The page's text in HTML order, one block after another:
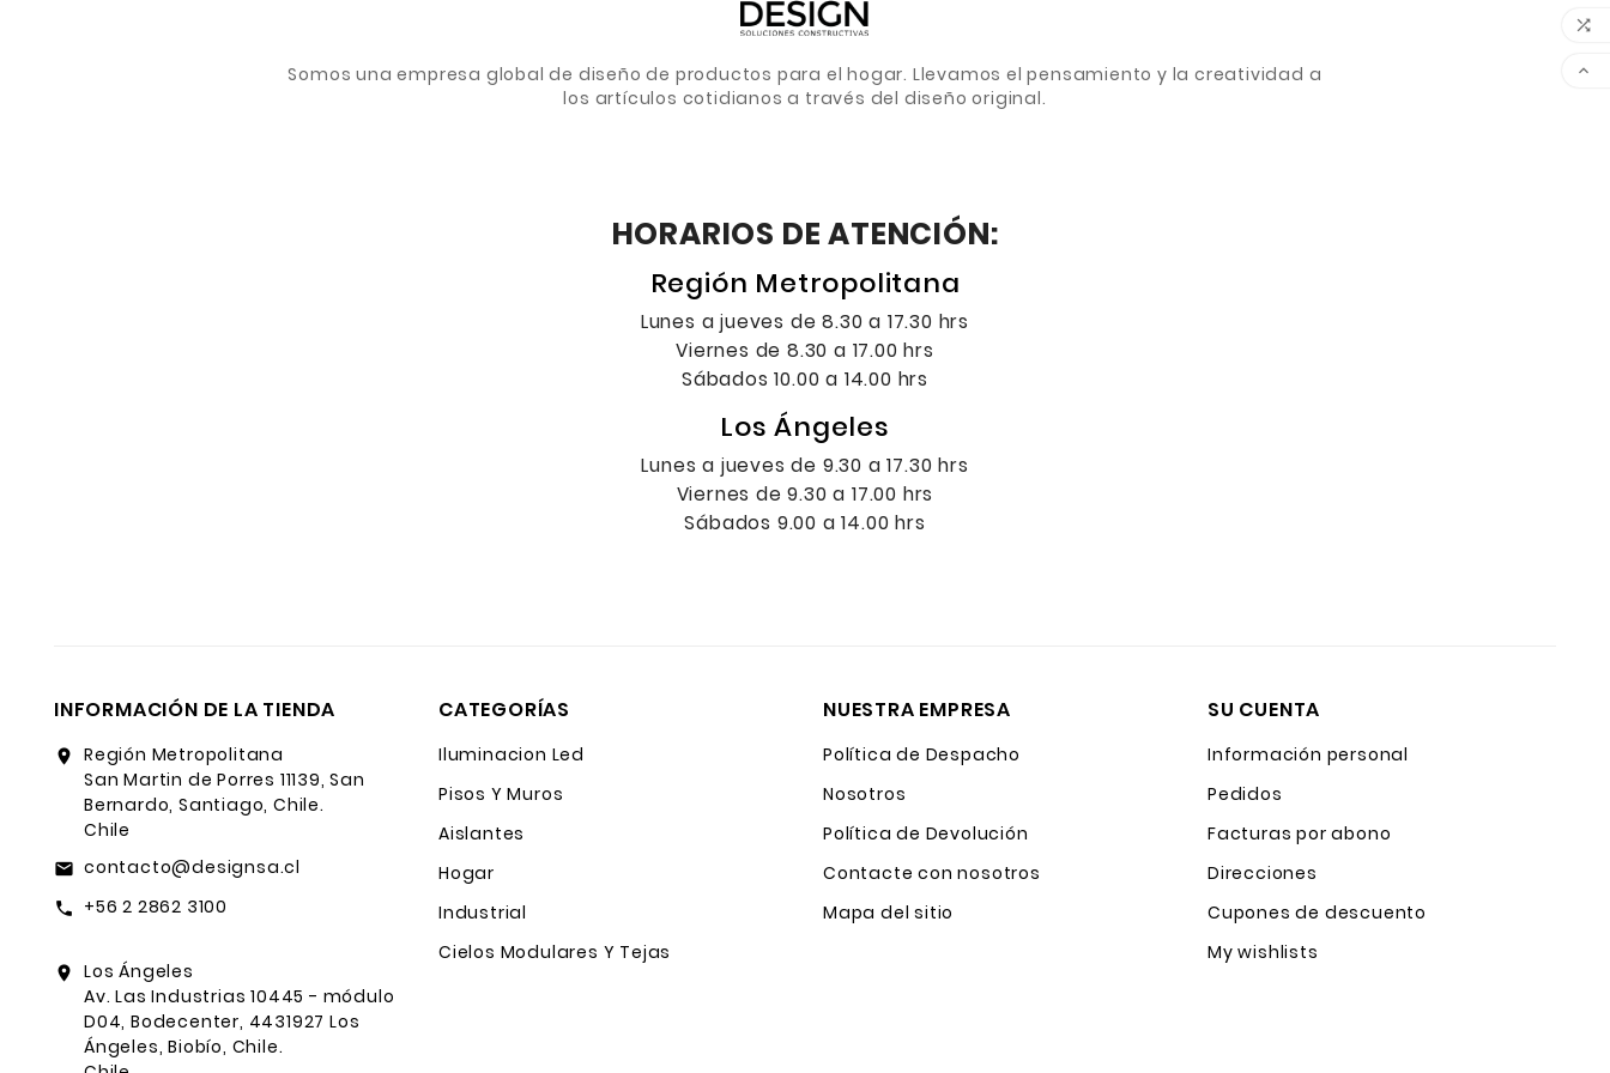
Somos una empresa global de diseño de productos para el hogar. Llevamos el pensamiento y la creatividad a
los artículos cotidianos a través del diseño original.
HORARIOS DE ATENCIÓN:
Región Metropolitana
Lunes a jueves de 8.30 a 17.30 hrs
Viernes de 8.30 a 17.00 hrs
Sábados 10.00 a 14.00 hrs
Los Ángeles
Lunes a jueves de 9.30 a 17.30 hrs
Viernes de 9.30 a 17.00 hrs
Sábados 9.00 a 14.00 hrs
INFORMACIÓN DE LA TIENDA
location_on
Región Metropolitana
San Martin de Porres 11139, San
Bernardo, Santiago, Chile.
Chile
email contacto@designsa.cl
call +56 2 2862 3100
location_on
Los Ángeles
Av. Las Industrias 10445 - módulo
D04, Bodecenter, 4431927 Los
Ángeles, Biobío, Chile.
CATEGORÍAS
Iluminacion Led
Pisos Y Muros
Aislantes
Hogar
Industrial
Cielos Modulares Y Tejas
NUESTRA EMPRESA
Política de Despacho
Nosotros
Política de Devolución
Contacte con nosotros
Mapa del sitio
SU CUENTA
Información personal
Pedidos
Facturas por abono
Direcciones
Cupones de descuento
My wishlists

